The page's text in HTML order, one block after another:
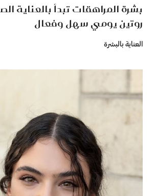
بشرة المراهقات تبدأ بالعناية
روتين يومي سهل وفعال
العناية بالبشرة